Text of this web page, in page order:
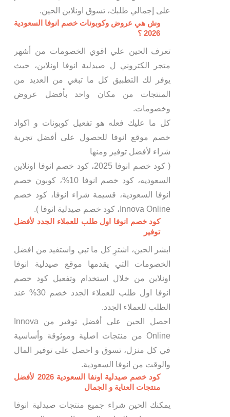
على إجمالي طلبك، تسوق اونلاين الحين.
وش هي عروض وكوبونات خصم انوفا السعودية
2026 ؟
تعرف الحين علي اقوي الخصومات من أشهر
متجر الكتروني ل صيدلية انوفا اونلاين، حيث
يوفر لك التطبيق كل ما تبغي من العديد من
المنتجات من مكان واحد بأفضل عروض
وخصومات.
كل ما عليك فعله هو تفعيل كوبونات و اكواد
خصم موقع انوفا للحصول على أفضل تجربة
شراء لأفضل توفير ومنها
( كود خصم انوفا 2025، كود خصم انوفا اونلاين
السعوديه، كود خصم انوفا 10%، كوبون خصم
انوفا السعودية، قسيمة شراء انوفا، كود خصم
Innova Online، كود خصم صيدلية انوفا ).
كود خصم انوفا اول طلب للعملاء الجدد لأفضل
توفير
ابشر الحين، اشترِ كل ما تبي واستفيد من افضل
الخصومات التي يقدمها موقع صيدلية انوفا
اونلاين من خلال استخدام وتفعيل كود خصم
انوفا اول طلب للعملاء الجدد خصم 30% عند
الطلب للعملاء الجدد.
احصل الحين على أفضل توفير من Innova
Online من منتجات اصلية وموثوقة وأساسية
في كل منزل، تسوق و احصل على توفير المال
والوقت من انوفا السعودية.
كود خصم صيدلية اونفا السعودية 2026 لأفضل
منتجات العناية و الجمال
يمكنك الحين شراء جميع منتجات صيدلية انوفا